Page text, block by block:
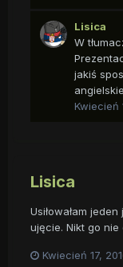
Lisica
W
jakiś
Kwiecień
Lisica
Usiłowałam
ujęcie. Nikt go nie
Kwiecień 17,